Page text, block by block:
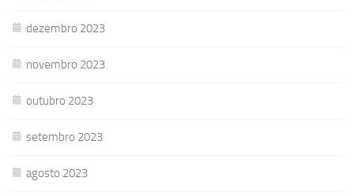
dezembro 2023
novembro 2023
outubro 2023
setembro 2023
agosto 2023